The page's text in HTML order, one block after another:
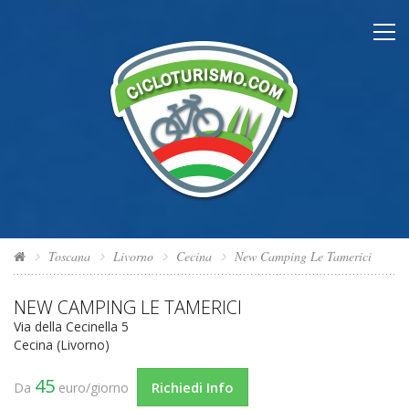
Toscana Livorno Cecina New Camping Le Tamerici
NEW CAMPING LE TAMERICI
Via della Cecinella 5
Cecina (Livorno)
Da 45 euro/giorno Richiedi Info